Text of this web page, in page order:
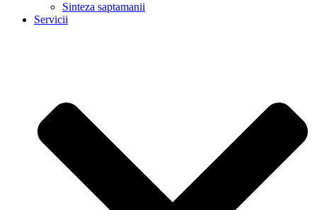
Sinteza saptamanii
Servicii